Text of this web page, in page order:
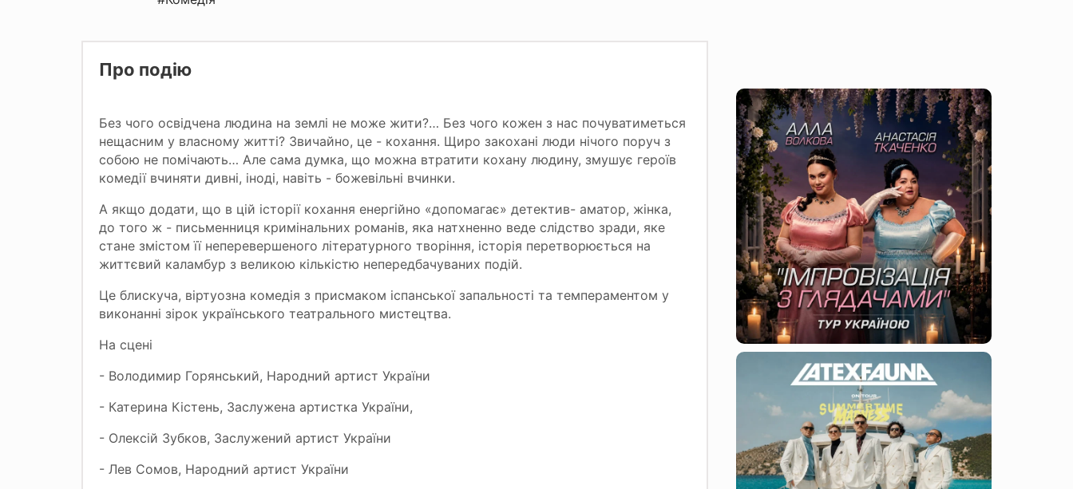
Про подію
Без чого освідчена людина на землі не може жити?… Без чого кожен з нас почуватиметься
нещасним у власному житті? Звичайно, це - кохання. Щиро закохані люди нічого поруч з
собою не помічають… Але сама думка, що можна втратити кохану людину, змушує героїв
комедії вчиняти дивні, іноді, навіть - божевільні вчинки.
А якщо додати, що в цій історії кохання енергійно «допомагає» детектив- аматор, жінка,
до того ж - письменниця кримінальних романів, яка натхненно веде слідство зради, яке
стане змістом її неперевершеного літературного творіння, історія перетворюється на
життєвий каламбур з великою кількістю непередбачуваних подій.
Це блискуча, віртуозна комедія з присмаком іспанської запальності та темпераментом у
виконанні зірок українського театрального мистецтва.
На сцені
- Володимир Горянський, Народний артист України
- Катерина Кістень, Заслужена артистка України,
- Олексій Зубков, Заслужений артист України
- Лев Сомов, Народний артист України